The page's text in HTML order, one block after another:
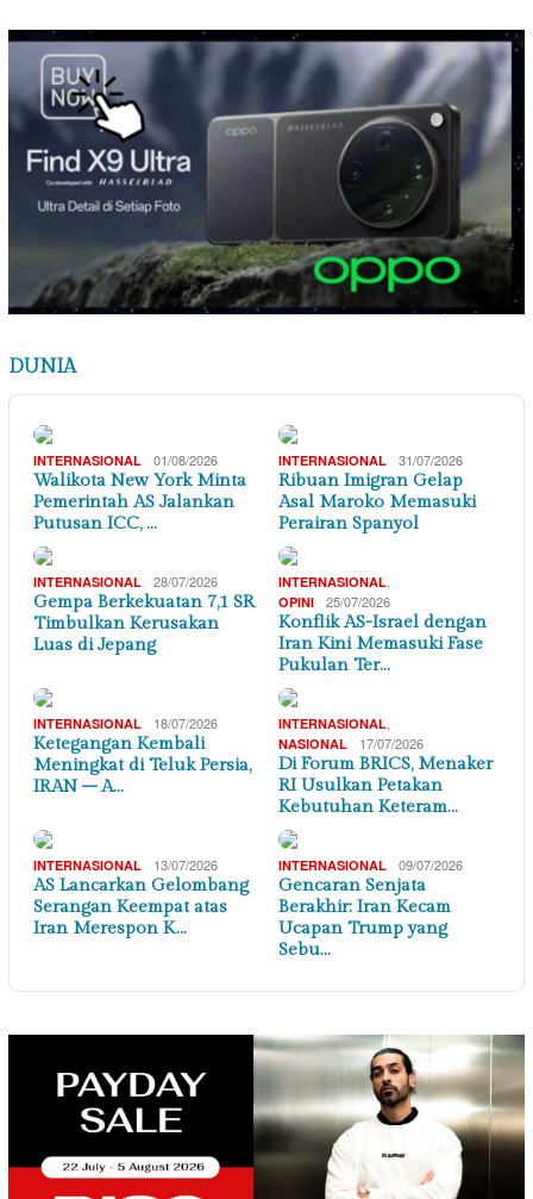
DUNIA
INTERNASIONAL 01/08/2026
Walikota New York Minta
Pemerintah AS Jalankan
Putusan ICC, …
INTERNASIONAL 31/07/2026
Ribuan Imigran Gelap
Asal Maroko Memasuki
Perairan Spanyol
INTERNASIONAL 28/07/2026
Gempa Berkekuatan 7,1 SR
Timbulkan Kerusakan
Luas di Jepang
INTERNASIONAL
OPINI 25/07/2026
Konflik AS-Israel dengan
Iran Kini Memasuki Fase
Pukulan Ter…
INTERNASIONAL 18/07/2026
Ketegangan Kembali
Meningkat di Teluk Persia,
IRAN – A…
INTERNASIONAL
NASIONAL 17/07/2026
Di Forum BRICS, Menaker
RI Usulkan Petakan
Kebutuhan Keteram…
INTERNASIONAL 13/07/2026
AS Lancarkan Gelombang
Serangan Keempat atas
Iran Merespon K…
INTERNASIONAL 09/07/2026
Gencaran Senjata
Berakhir: Iran Kecam
Ucapan Trump yang
Sebu…